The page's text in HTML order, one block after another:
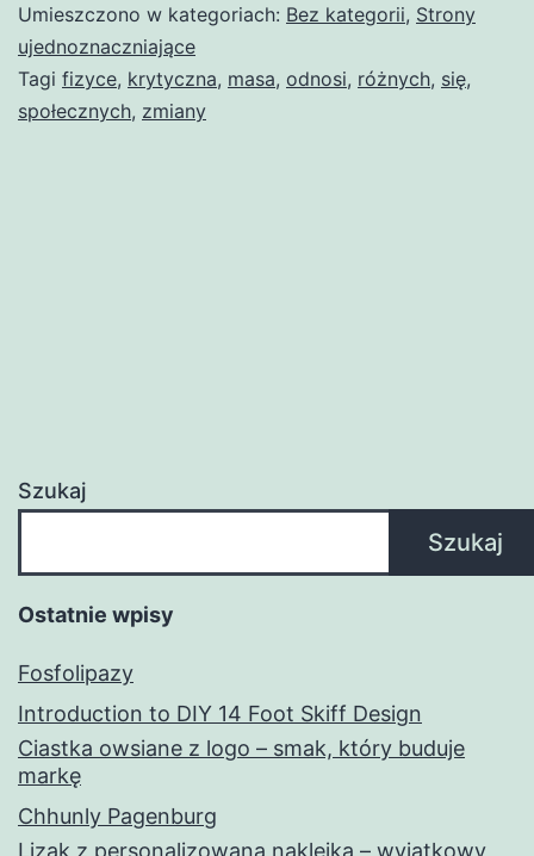
Umieszczono w kategoriach: Bez kategorii, Strony
ujednoznaczniające
Tagi fizyce, krytyczna, masa, odnosi, różnych, się,
społecznych, zmiany
Szukaj
Szukaj
Ostatnie wpisy
Fosfolipazy
Introduction to DIY 14 Foot Skiff Design
Ciastka owsiane z logo – smak, który buduje
markę
Chhunly Pagenburg